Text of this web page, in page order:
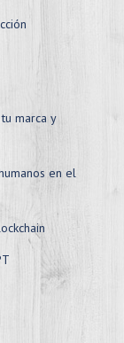
marca y
en el